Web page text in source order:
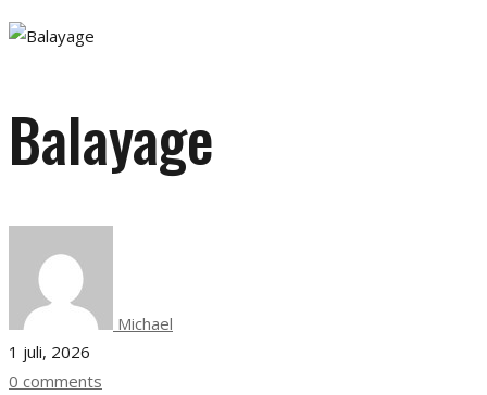
Balayage
Michael
1 juli, 2026
0 comments